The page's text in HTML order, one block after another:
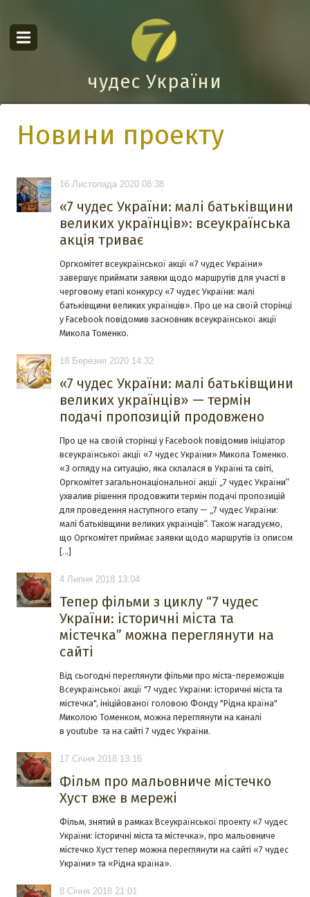
чудес України
Новини проекту
16 Листопада 2020 08:38
«7 чудес України: малі батьківщини
великих українців»: всеукраїнська
акція триває
Оргкомітет всеукраїнської акції «7 чудес України»
завершує приймати заявки щодо маршрутів для участі в
черговому етапі конкурсу «7 чудес України: малі
батьківщини великих українців». Про це на своїй сторінці
у Facebook повідомив засновник всеукраїнської акції
Микола Томенко.
18 Березня 2020 14:32
«7 чудес України: малі батьківщини
великих українців» — термін
подачі пропозицій продовжено
Про це на своїй сторінці у Facebook повідомив ініціатор
всеукраїнської акції «7 чудес України» Микола Томенко.
«З огляду на ситуацію, яка склалася в Україні та світі,
Оргкомітет загальнонаціональної акції „7 чудес України“
ухвалив рішення продовжити термін подачі пропозицій
для проведення наступного етапу — „7 чудес України:
малі батьківщини великих українців“. Також нагадуємо,
що Оргкомітет приймає заявки щодо маршрутів із описом
[…]
4 Липня 2018 13:04
Тепер фільми з циклу “7 чудес
України: історичні міста та
містечка” можна переглянути на
сайті
Від сьогодні переглянути фільми про міста-переможців
Всеукраїнської акції "7 чудес України: історичні міста та
містечка", ініційованої головою Фонду "Рідна країна"
Миколою Томенком, можна переглянути на каналі
в youtube та на сайті 7 чудес України.
17 Січня 2018 13:16
Фільм про мальовниче містечко
Хуст вже в мережі
Фільм, знятий в рамках Всеукраїнської проекту «7 чудес
України: історичні міста та містечка», про мальовниче
містечко Хуст тепер можна переглянути на сайті «7 чудес
України» та «Рідна країна».
8 Січня 2018 21:01